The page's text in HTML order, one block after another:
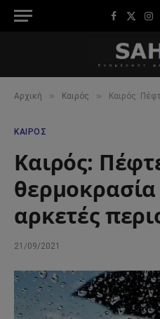
Facebook
X
Αρχική » Καιρός » Καιρός: Πέφτει
ΚΑΙΡΌΣ
Καιρός:
αρκετές
21/09/2021